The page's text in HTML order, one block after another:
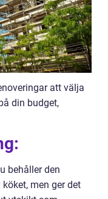
att välja
din budget,
behåller den
men ger det